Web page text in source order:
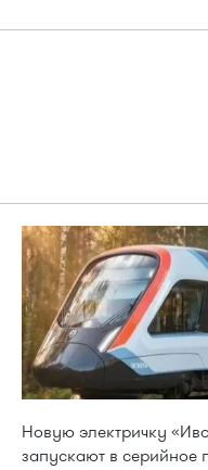
Новую электричку
запускают в серийное